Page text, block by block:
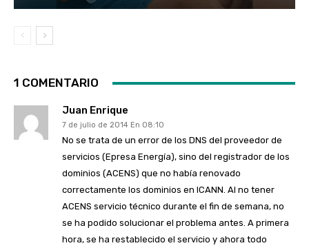
1 COMENTARIO
Juan Enrique
7 de julio de 2014 En 08:10
No se trata de un error de los DNS del proveedor de
servicios (Epresa Energía), sino del registrador de los
dominios (ACENS) que no había renovado
correctamente los dominios en ICANN. Al no tener
ACENS servicio técnico durante el fin de semana, no
se ha podido solucionar el problema antes. A primera
hora, se ha restablecido el servicio y ahora todo